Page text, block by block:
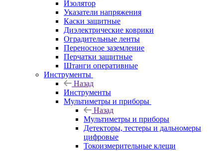
Изолятор
Указатели напряжения
Каски защитные
Диэлектрические коврики
Оградительные ленты
Переносное заземление
Перчатки защитные
Штанги оперативные
Инструменты
Назад
Инструменты
Мультиметры и приборы
Назад
Мультиметры и приборы
Детекторы, тестеры и дальномеры
цифровые
Токоизмерительные клещи